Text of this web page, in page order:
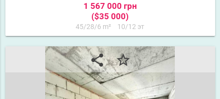
1 567 000 грн
($35 000)
45/28/6 m² 10/12 эт
share star_border